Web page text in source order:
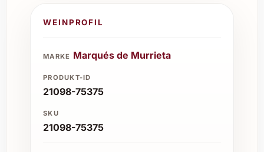
WEINPROFIL
MARKE Marqués de Murrieta
PRODUKT-ID
21098-75375
SKU
21098-75375